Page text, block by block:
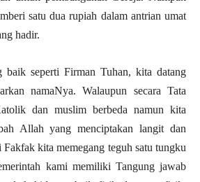
satu dua rupiah dalam antrian umat
hadir.
baik seperti Firman Tuhan, kita datang
namaNya. Walaupun secara Tata
dan muslim berbeda namun kita
Allah yang menciptakan langit dan
kita memegang teguh satu tungku
kami memiliki Tangung jawab